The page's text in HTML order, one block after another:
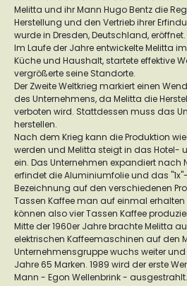
Melitta und ihr Mann Hugo Bentz die
Herstellung und den Vertrieb ihrer
wurde in Dresden, Deutschland, eröffnet.
Im Laufe der Jahre entwickelte Melitta
Küche und Haushalt, startete effektive
vergrößerte seine Standorte.
Der Zweite Weltkrieg markiert einen
des Unternehmens, da Melitta die
verboten wird. Stattdessen muss das
herstellen.
Nach dem Krieg kann die Produktion
werden und Melitta steigt in das Hotel-
ein. Das Unternehmen expandiert
erfindet die Aluminiumfolie und das
Bezeichnung auf den verschiedenen
Tassen Kaffee man auf einmal erhalten
können also vier Tassen Kaffee
Mitte der 1960er Jahre brachte Melitta
elektrischen Kaffeemaschinen auf den
Unternehmensgruppe wuchs weiter
Jahre 65 Marken. 1989 wird der erste
Mann - Egon Wellenbrink -